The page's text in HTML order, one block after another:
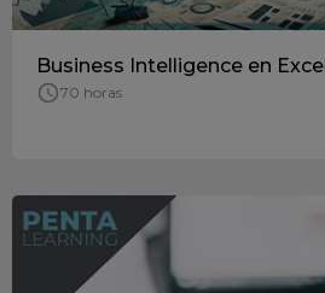
Business Intelligence en Excel
70 horas